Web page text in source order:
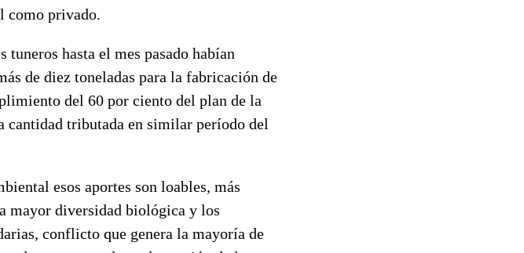
como privado.
hasta el mes pasado habían
de diez toneladas para la fabricación de
del 60 por ciento del plan de la
cantidad tributada en similar período del
esos aportes son loables, más
mayor diversidad biológica y los
conflicto que genera la mayoría de